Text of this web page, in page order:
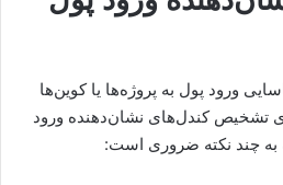
ورود پول به پروژه‌ها یا کوین‌ها
تشخیص کندل‌های نشان‌دهنده ورود
به چند نکته ضروری است: